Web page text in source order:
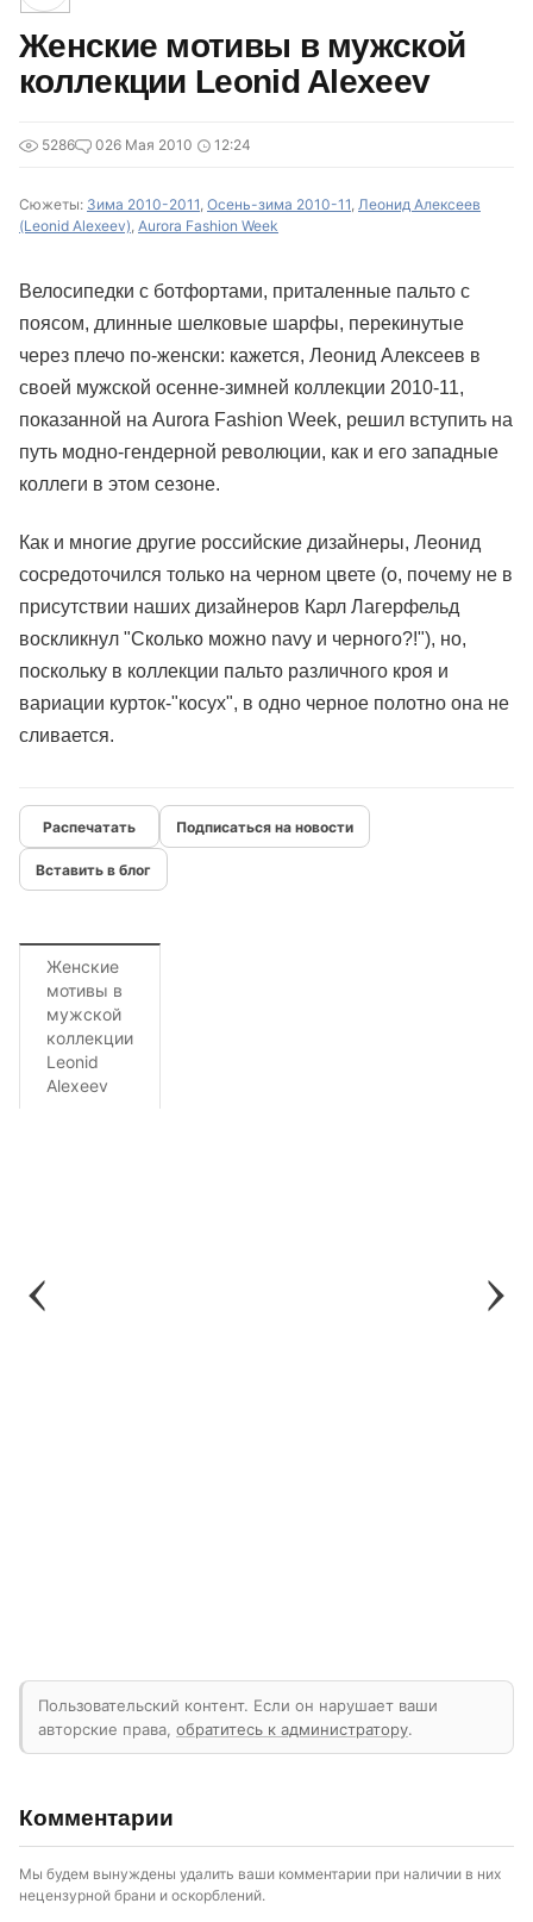
Женские мотивы в мужской
коллекции Leonid Alexeev
5286 026 Мая 2010 12:24
Сюжеты: Зима 2010-2011, Осень-зима 2010-11, Леонид Алексеев
(Leonid Alexeev), Aurora Fashion Week
Велосипедки с ботфортами, приталенные пальто с
поясом, длинные шелковые шарфы, перекинутые
через плечо по-женски: кажется, Леонид Алексеев в
своей мужской осенне-зимней коллекции 2010-11,
показанной на Aurora Fashion Week, решил вступить на
путь модно-гендерной революции, как и его западные
коллеги в этом сезоне.
Как и многие другие российские дизайнеры, Леонид
сосредоточился только на черном цвете (о, почему не в
присутствии наших дизайнеров Карл Лагерфельд
воскликнул "Сколько можно navy и черного?!"), но,
поскольку в коллекции пальто различного кроя и
вариации курток-"косух", в одно черное полотно она не
сливается.
Подписаться на новости
Вставить в блог
Женские
мотивы в
мужской
коллекции
Leonid
Alexeev
Пользовательский контент. Если он нарушает ваши
авторские права, обратитесь к администратору.
Комментарии
Мы будем вынуждены удалить ваши комментарии при наличии в них
нецензурной брани и оскорблений.